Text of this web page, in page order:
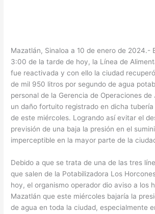
Mazatlán, Sinaloa a 10 de enero de 2024.-
3:00 de la tarde de hoy, la Línea de
fue reactivada y con ello la ciudad
de mil 950 litros por segundo de agua
personal de la Gerencia de Operaciones de
un daño fortuito registrado en dicha
de este miércoles. Logrando así evitar el
previsión de una baja la presión en el
imperceptible en la mayor parte de la
Debido a que se trata de una de las tres
que salen de la Potabilizadora Los
hoy, el organismo operador dio aviso a los
Mazatlán que este miércoles bajaría la
de agua en toda la ciudad, especialmente